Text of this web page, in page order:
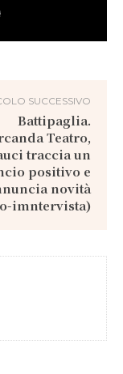
SUCCESSIVO
Battipaglia.
Teatro,
traccia un
positivo e
novità
imntervista)